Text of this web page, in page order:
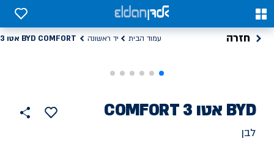
0
0
חזרה עמוד הבית יד ראשונה BYD COMFORT אטו 3
רכב
יד
BYD COMFORT אטו 3
116969הוסף
למועדפים
לבן